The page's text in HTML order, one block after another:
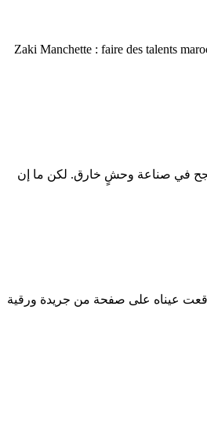
Zaki Manchette : faire des talents
في صناعة وحشٍ خارق. لكن ما إن
عمره، يعبر أحد أزقة مدينة الدار البيضاء، فوقعت عيناه على صفحة من جريدة ورقية